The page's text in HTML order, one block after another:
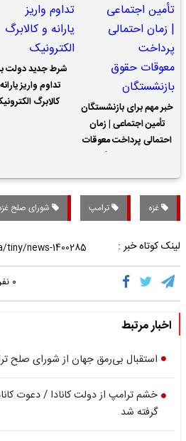
خبر مهم برای بازنشستگان
تأمین اجتماعی | زمان
احتمالی پرداخت معوقات
شرط جدید دولت
تداوم واریز
کالابرگ
غزه ترامپ شورای صلح
لینک کوتاه خبر :
۰
اخبار مرتبط
استقبال بی‌رمق جهان از شورای صلح
خشم ترامپ از دولت کانادا / دعوت
گرفته شد